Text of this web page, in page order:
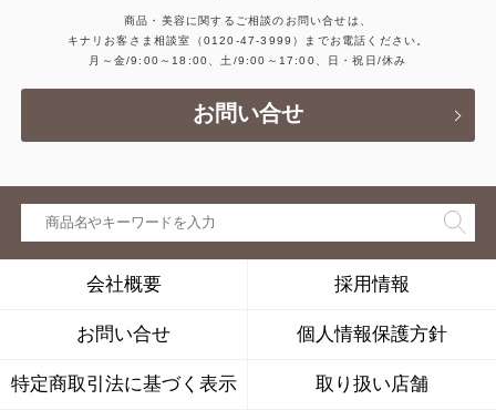
商品・美容に関するご相談のお問い合せは、
キナリお客さま相談室
（0120-47-3999）
までお電話ください。
月～金/9:00～18:00、土/9:00～17:00、日・祝日/休み
お問い合せ
会社概要 採用情報
お問い合せ 個人情報保護方針
特定商取引法に基づく表示 取り扱い店舗